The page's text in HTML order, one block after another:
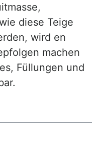
diese Teige
wird en
machen
Füllungen und